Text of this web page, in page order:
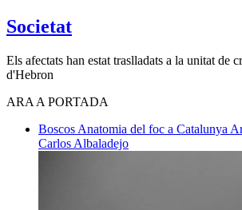
Societat
Els afectats han estat traslladats a la unitat de
d'Hebron
ARA A PORTADA
Boscos Anatomia del foc a Catalunya
Carlos Albaladejo